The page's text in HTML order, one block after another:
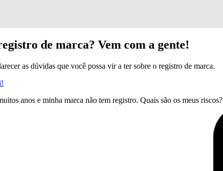
de marca? Vem com a gente!
as dúvidas que você possa vir a ter sobre o registro de marca.
anos e minha marca não tem registro. Quais são os meus riscos?